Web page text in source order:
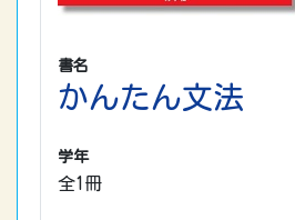
書名
かんたん文法
学年
全1冊